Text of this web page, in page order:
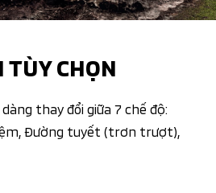
CHỌN​
thay đổi giữa 7 chế độ:
Đường tuyết (trơn trượt),